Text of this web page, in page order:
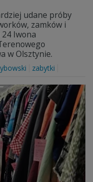
udane próby
zamków i
24 Iwona
w Olsztynie.
zabytki